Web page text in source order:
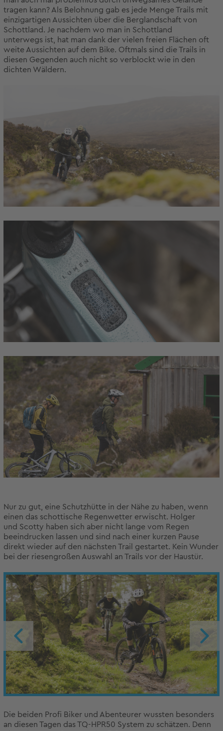
tragen kann? Als Belohnung gab es jede Menge Trails mit
einzigartigen Aussichten über die Berglandschaft von
Schottland. Je nachdem wo man in Schottland
unterwegs ist, hat man dank der vielen freien Flächen oft
weite Aussichten auf dem Bike. Oftmals sind die Trails in
diesen Gegenden auch nicht so verblockt wie in den
dichten Wäldern.
Nur zu gut, eine Schutzhütte in der Nähe zu haben, wenn
einen das schottische Regenwetter erwischt. Holger
und Scotty haben sich aber nicht lange vom Regen
beeindrucken lassen und sind nach einer kurzen Pause
direkt wieder auf den nächsten Trail gestartet. Kein Wunder
bei der riesengroßen Auswahl an Trails vor der Haustür.
Die beiden Profi Biker und Abenteurer wussten besonders
an diesen Tagen das TQ-HPR50 System zu schätzen. Denn